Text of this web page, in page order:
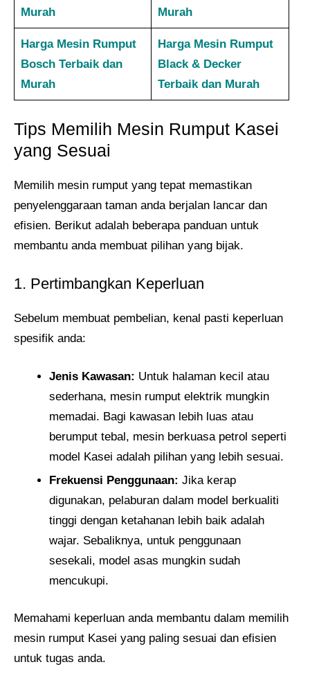
Murah
Murah
Harga Mesin Rumput
Bosch Terbaik dan
Murah
Harga Mesin Rumput
Black & Decker
Terbaik dan Murah
Tips Memilih Mesin Rumput Kasei
yang Sesuai
Memilih mesin rumput yang tepat memastikan
penyelenggaraan taman anda berjalan lancar dan
efisien. Berikut adalah beberapa panduan untuk
membantu anda membuat pilihan yang bijak.
1. Pertimbangkan Keperluan
Sebelum membuat pembelian, kenal pasti keperluan
spesifik anda:
Jenis Kawasan: Untuk halaman kecil atau
sederhana, mesin rumput elektrik mungkin
memadai. Bagi kawasan lebih luas atau
berumput tebal, mesin berkuasa petrol seperti
model Kasei adalah pilihan yang lebih sesuai.
Frekuensi Penggunaan: Jika kerap
digunakan, pelaburan dalam model berkualiti
tinggi dengan ketahanan lebih baik adalah
wajar. Sebaliknya, untuk penggunaan
sesekali, model asas mungkin sudah
mencukupi.
Memahami keperluan anda membantu dalam memilih
mesin rumput Kasei yang paling sesuai dan efisien
untuk tugas anda.